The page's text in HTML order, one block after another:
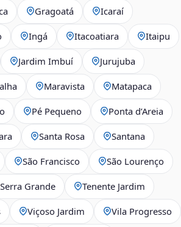
Gragoatá Icaraí
Ingá Itacoatiara Itaipu
Jardim Imbuí Jurujuba
Maravista Matapaca
Pé Pequeno Ponta d’Areia
Santa Rosa Santana
São Francisco São Lourenço
Serra Grande Tenente Jardim
Viçoso Jardim Vila Progresso